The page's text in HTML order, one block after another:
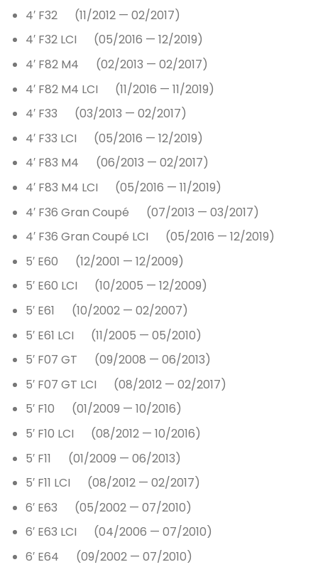
4′ F32 (11/2012 — 02/2017)
4′ F32 LCI (05/2016 — 12/2019)
4′ F82 M4 (02/2013 — 02/2017)
4′ F82 M4 LCI (11/2016 — 11/2019)
4′ F33 (03/2013 — 02/2017)
4′ F33 LCI (05/2016 — 12/2019)
4′ F83 M4 (06/2013 — 02/2017)
4′ F83 M4 LCI (05/2016 — 11/2019)
4′ F36 Gran Coupé (07/2013 — 03/2017)
4′ F36 Gran Coupé LCI (05/2016 — 12/2019)
5′ E60 (12/2001 — 12/2009)
5′ E60 LCI (10/2005 — 12/2009)
5′ E61 (10/2002 — 02/2007)
5′ E61 LCI (11/2005 — 05/2010)
5′ F07 GT (09/2008 — 06/2013)
5′ F07 GT LCI (08/2012 — 02/2017)
5′ F10 (01/2009 — 10/2016)
5′ F10 LCI (08/2012 — 10/2016)
5′ F11 (01/2009 — 06/2013)
5′ F11 LCI (08/2012 — 02/2017)
6′ E63 (05/2002 — 07/2010)
6′ E63 LCI (04/2006 — 07/2010)
6′ E64 (09/2002 — 07/2010)